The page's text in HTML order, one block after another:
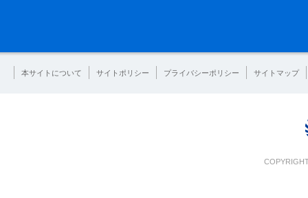
本サイトについて サイトポリシー プライバシーポリシー サイトマップ